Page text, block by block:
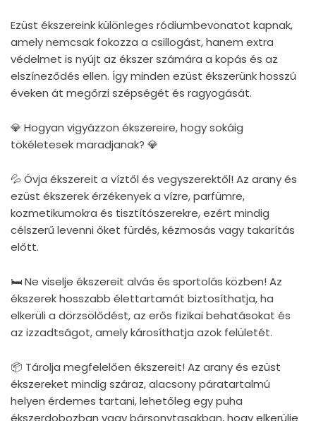
Ezüst ékszereink különleges ródiumbevonatot kapnak,
amely nemcsak fokozza a csillogást, hanem extra
védelmet is nyújt az ékszer számára a kopás és az
elszíneződés ellen. Így minden ezüst ékszerünk hosszú
éveken át megőrzi szépségét és ragyogását.
💎 Hogyan vigyázzon ékszereire, hogy sokáig
tökéletesek maradjanak? 💎
💦 Óvja ékszereit a víztől és vegyszerektől! Az arany és
ezüst ékszerek érzékenyek a vízre, parfümre,
kozmetikumokra és tisztítószerekre, ezért mindig
célszerű levenni őket fürdés, kézmosás vagy takarítás
előtt.
🛏 Ne viselje ékszereit alvás és sportolás közben! Az
ékszerek hosszabb élettartamát biztosíthatja, ha
elkerüli a dörzsölődést, az erős fizikai behatásokat és
az izzadtságot, amely károsíthatja azok felületét.
📦 Tárolja megfelelően ékszereit! Az arany és ezüst
ékszereket mindig száraz, alacsony páratartalmú
helyen érdemes tartani, lehetőleg egy puha